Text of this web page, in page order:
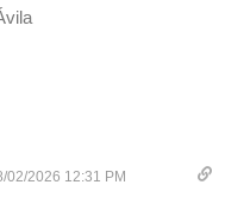
02/2026 12:31 PM